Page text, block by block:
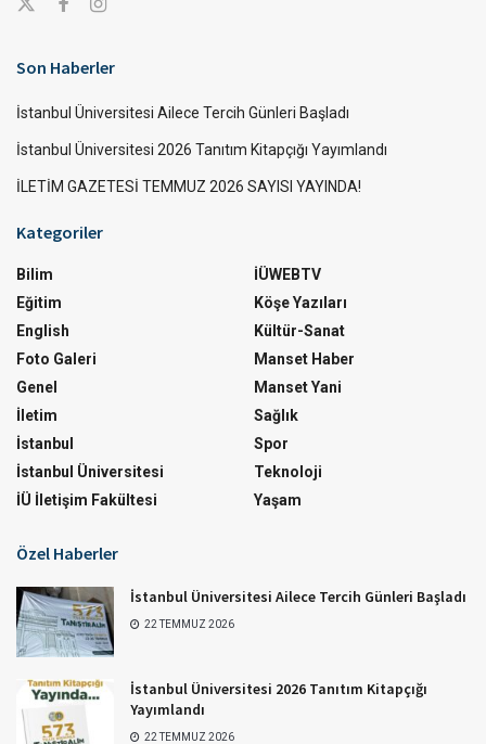
Son Haberler
İstanbul Üniversitesi Ailece Tercih Günleri Başladı
İstanbul Üniversitesi 2026 Tanıtım Kitapçığı Yayımlandı
İLETİM GAZETESİ TEMMUZ 2026 SAYISI YAYINDA!
Kategoriler
Bilim
Eğitim
English
Foto Galeri
Genel
İletim
İstanbul
İstanbul Üniversitesi
İÜ İletişim Fakültesi
İÜWEBTV
Köşe Yazıları
Kültür-Sanat
Manset Haber
Manset Yani
Sağlık
Spor
Teknoloji
Yaşam
Özel Haberler
İstanbul Üniversitesi Ailece Tercih Günleri Başladı
22 TEMMUZ 2026
İstanbul Üniversitesi 2026 Tanıtım Kitapçığı
Yayımlandı
22 TEMMUZ 2026